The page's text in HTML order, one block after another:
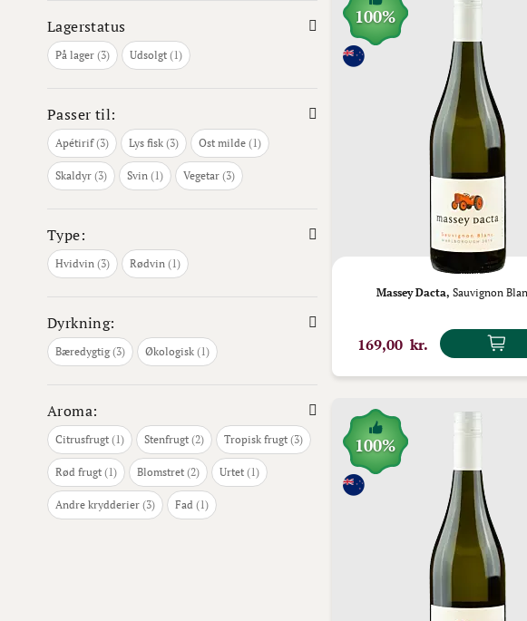
Lagerstatus
På lager 3
varer Udsolgt 1
vare
Passer til:
Apétirif 3
varer Lys fisk 3
varer Ost milde 1
vare
Skaldyr 3
varer Svin 1
vare Vegetar 3
varer
Type:
Hvidvin 3
varer Rødvin 1
vare
Dyrkning:
Bæredygtig 3
varer Økologisk 1
vare
Aroma:
Citrusfrugt 1
vare Stenfrugt 2
varer Tropisk frugt 3
varer
Rød frugt 1
vare Blomstret 2
varer Urtet 1
vare
Andre krydderier 3
varer Fad 1
vare
100%
Massey Dacta, Sauvignon
169,00 kr.
100%